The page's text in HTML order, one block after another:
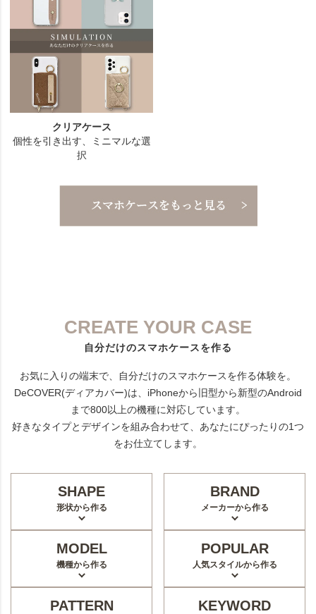
CREATE YOUR CASE
自分だけのスマホケースを作る
お気に入りの端末で、自分だけのスマホケースを作る体験を。
DeCOVER(ディアカバー)は、iPhoneから旧型から新型のAndroid
まで800以上の機種に対応しています。
好きなタイプとデザインを組み合わせて、あなたにぴったりの1つ
をお仕立てします。
SHAPE
形状から作る
BRAND
メーカーから作る
MODEL
機種から作る
POPULAR
人気スタイルから作る
PATTERN KEYWORD